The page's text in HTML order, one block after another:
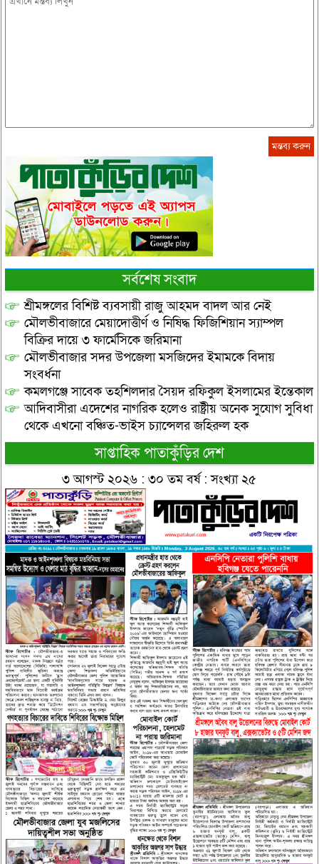
সর্বশেষ সংবাদ
শ্রীমঙ্গলের বিশিষ্ট ব্যবসায়ী রাজু আহমদ বাদল আর নেই
মৌলভীবাজারে মেয়াদোত্তীর্ণ ও নিষিদ্ধ ফিজিশিয়ান স্যাম্পল
বিক্রির দায়ে ৩ ফার্মেসিকে জরিমানা
মৌলভীবাজার সদর উপজেলা মসজিদের ইমামকে বিদায়
সংবর্ধনা
কমলগঞ্জে সাবেক তহশিলদার সৈয়দ রফিকুল ইসলামের ইন্তেকাল
আদিবাসীরা এদেশের নাগরিক হলেও রাষ্ট্রীয় অনেক সুযোগ সুবিধা
থেকে এখনো বঞ্চিত-ভাইস চ্যান্সেলর জহিরুল হক
সাপ্তাহিক পাতাকুঁড়ির দেশ
৩ আগস্ট ২০২৬ : ৩০ তম বর্ষ : সংখ্যা ২৫